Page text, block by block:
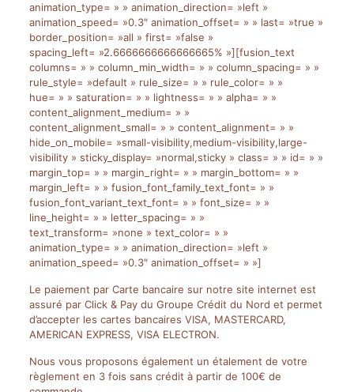
animation_type= » » animation_direction= »left »
animation_speed= »0.3″ animation_offset= » » last= »true »
border_position= »all » first= »false »
spacing_left= »2.6666666666666665% »][fusion_text
columns= » » column_min_width= » » column_spacing= » »
rule_style= »default » rule_size= » » rule_color= » »
hue= » » saturation= » » lightness= » » alpha= » »
content_alignment_medium= » »
content_alignment_small= » » content_alignment= » »
hide_on_mobile= »small-visibility,medium-visibility,large-
visibility » sticky_display= »normal,sticky » class= » » id= » »
margin_top= » » margin_right= » » margin_bottom= » »
margin_left= » » fusion_font_family_text_font= » »
fusion_font_variant_text_font= » » font_size= » »
line_height= » » letter_spacing= » »
text_transform= »none » text_color= » »
animation_type= » » animation_direction= »left »
animation_speed= »0.3″ animation_offset= » »]
Le paiement par Carte bancaire sur notre site internet est
assuré par Click & Pay du Groupe Crédit du Nord et permet
d’accepter les cartes bancaires VISA, MASTERCARD,
AMERICAN EXPRESS, VISA ELECTRON.
Nous vous proposons également un étalement de votre
règlement en 3 fois sans crédit à partir de 100€ de